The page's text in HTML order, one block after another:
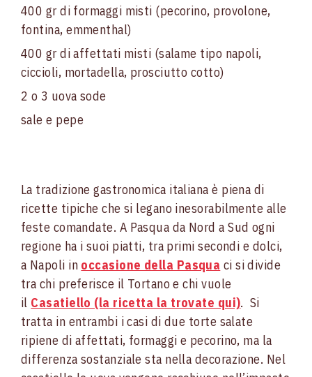
400 gr di formaggi misti (pecorino, provolone,
fontina, emmenthal)
400 gr di affettati misti (salame tipo napoli,
ciccioli, mortadella, prosciutto cotto)
2 o 3 uova sode
sale e pepe
La tradizione gastronomica italiana è piena di
ricette tipiche che si legano inesorabilmente alle
feste comandate. A Pasqua da Nord a Sud ogni
regione ha i suoi piatti, tra primi secondi e dolci,
a Napoli in occasione della Pasqua ci si divide
tra chi preferisce il Tortano e chi vuole
il Casatiello (la ricetta la trovate qui). Si
tratta in entrambi i casi di due torte salate
ripiene di affettati, formaggi e pecorino, ma la
differenza sostanziale sta nella decorazione. Nel